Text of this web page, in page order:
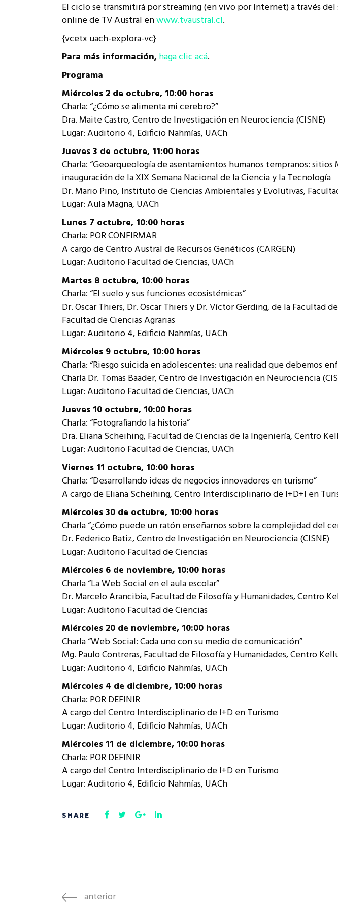
Cumplimiento Legal
Representantes Técnicos
El ciclo se transmitirá por streaming (en vivo por Internet) a través
online de TV Austral enwww.tvaustral.cl.
{vcetx uach-explora-vc}
Para más información,haga clic acá.
Programa
Miércoles 2 de octubre, 10:00 horas
Charla: “¿Cómo se alimenta mi cerebro?”
Dra. Maite Castro, Centro de Investigación en Neurociencia (CISNE)
Lugar: Auditorio 4, Edificio Nahmías, UACh
Jueves 3 de octubre, 11:00 horas
Charla: “Geoarqueología de asentamientos humanos tempranos:
inauguración de la XIX Semana Nacional de la Ciencia y la Tecnología
Dr. Mario Pino, Instituto de Ciencias Ambientales y Evolutivas,
Lugar: Aula Magna, UACh
Lunes 7 octubre, 10:00 horas
Charla: POR CONFIRMAR
A cargo de Centro Austral de Recursos Genéticos (CARGEN)
Lugar: Auditorio Facultad de Ciencias, UACh
Martes 8 octubre, 10:00 horas
Charla: “El suelo y sus funciones ecosistémicas”
Dr. Oscar Thiers, Dr. Oscar Thiers y Dr. Víctor Gerding, de la Facultad
Facultad de Ciencias Agrarias
Lugar: Auditorio 4, Edificio Nahmías, UACh
Miércoles 9 octubre, 10:00 horas
Charla: “Riesgo suicida en adolescentes: una realidad que debemos
Charla Dr. Tomas Baader, Centro de Investigación en Neurociencia
Lugar: Auditorio Facultad de Ciencias, UACh
Jueves 10 octubre, 10:00 horas
Charla: “Fotografiando la historia”
Dra. Eliana Scheihing, Facultad de Ciencias de la Ingeniería, Centro
Lugar: Auditorio Facultad de Ciencias, UACh
Viernes 11 octubre, 10:00 horas
Charla: “Desarrollando ideas de negocios innovadores en turismo”
A cargo de Eliana Scheihing, Centro Interdisciplinario de I+D+I en
Miércoles 30 de octubre, 10:00 horas
Charla “¿Cómo puede un ratón enseñarnos sobre la complejidad del
Dr. Federico Batiz, Centro de Investigación en Neurociencia (CISNE)
Lugar: Auditorio Facultad de Ciencias
Miércoles 6 de noviembre, 10:00 horas
Charla “La Web Social en el aula escolar”
Dr. Marcelo Arancibia, Facultad de Filosofía y Humanidades, Centro
Lugar: Auditorio Facultad de Ciencias
Miércoles 20 de noviembre, 10:00 horas
Charla “Web Social: Cada uno con su medio de comunicación”
Mg. Paulo Contreras, Facultad de Filosofía y Humanidades, Centro
Lugar: Auditorio 4, Edificio Nahmías, UACh
Miércoles 4 de diciembre, 10:00 horas
Charla: POR DEFINIR
A cargo del Centro Interdisciplinario de I+D en Turismo
Lugar: Auditorio 4, Edificio Nahmías, UACh
Miércoles 11 de diciembre, 10:00 horas
Charla: POR DEFINIR
A cargo del Centro Interdisciplinario de I+D en Turismo
Lugar: Auditorio 4, Edificio Nahmías, UACh
anterior